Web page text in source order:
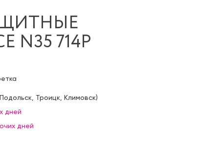
N35 714P
Подольск, Троицк, Климовск)
дней
дней